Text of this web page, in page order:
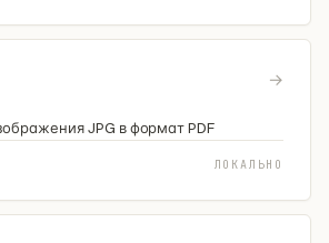
→
JPG в формат PDF
ЛОКАЛЬНО